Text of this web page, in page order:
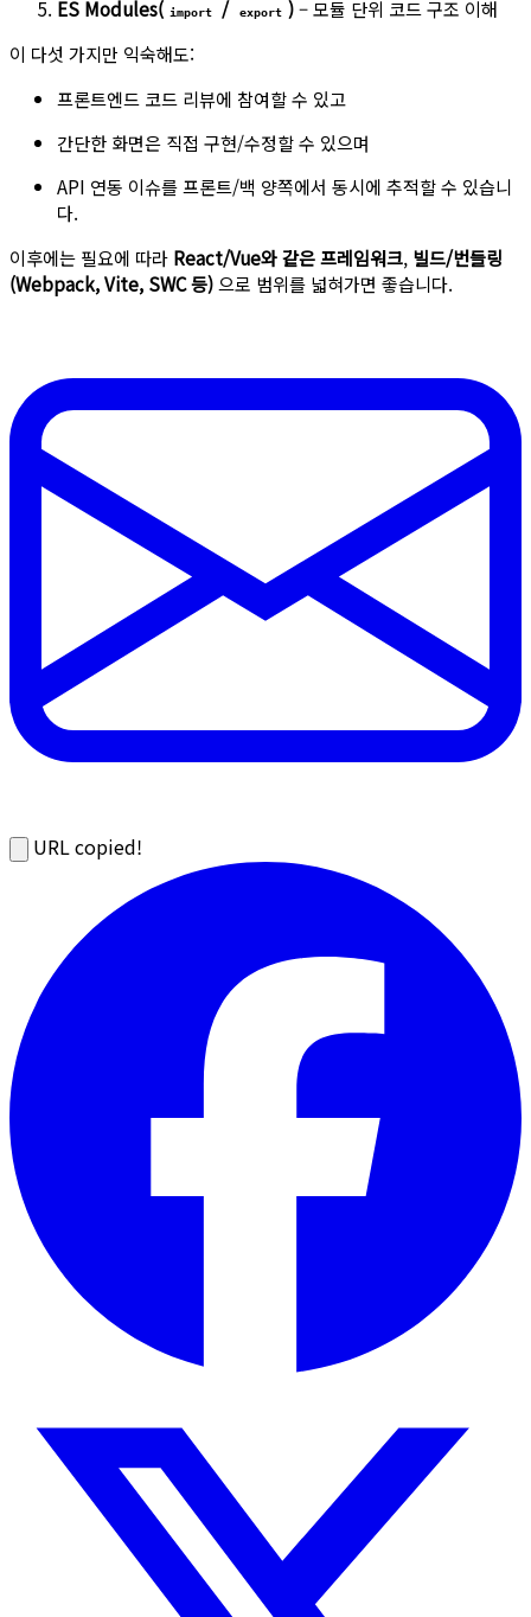
ES Modules( import / export )– 모듈 단위 코드 구조 이해
이 다섯 가지만 익숙해도:
프론트엔드 코드 리뷰에 참여할 수 있고
간단한 화면은 직접 구현/수정할 수 있으며
API 연동 이슈를 프론트/백 양쪽에서 동시에 추적할 수 있습니
다.
이후에는 필요에 따라 React/Vue와 같은 프레임워크, 빌드/번들링
(Webpack, Vite, SWC 등)으로 범위를 넓혀가면 좋습니다.
URL copied!